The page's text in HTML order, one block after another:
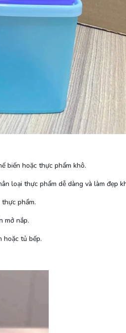
biến hoặc thực phẩm khô.
loại thực phẩm dễ dàng và làm đẹp
phẩm.
mở nắp.
hoặc tủ bếp.